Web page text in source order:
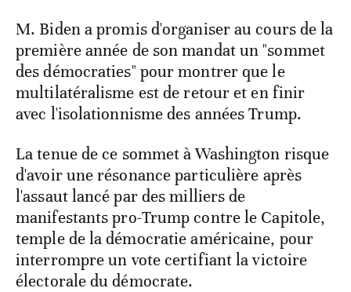
M. Biden a promis d'organiser au cours de la
première année de son mandat un "sommet
des démocraties" pour montrer que le
multilatéralisme est de retour et en finir
avec l'isolationnisme des années Trump.
La tenue de ce sommet à Washington risque
d'avoir une résonance particulière après
l'assaut lancé par des milliers de
manifestants pro-Trump contre le Capitole,
temple de la démocratie américaine, pour
interrompre un vote certifiant la victoire
électorale du démocrate.